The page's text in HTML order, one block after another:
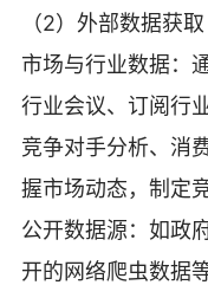
（2）外部数据获取
市场与行业数据：
行业会议、订阅行
竞争对手分析、消
握市场动态，制定
公开数据源：如政
开的网络爬虫数据